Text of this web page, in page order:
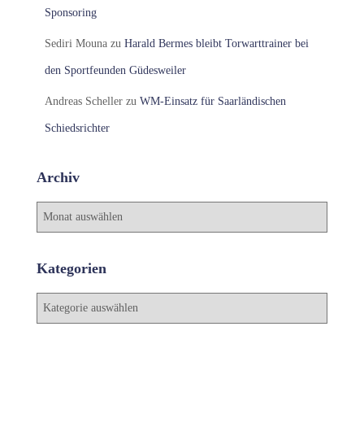
Sponsoring
Sediri Mouna zu Harald Bermes bleibt Torwarttrainer bei
den Sportfeunden Güdesweiler
Andreas Scheller zu WM-Einsatz für Saarländischen
Schiedsrichter
Archiv
A
h
Kategorien
K